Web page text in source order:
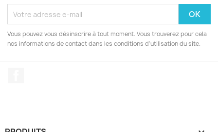
Vous pouvez vous désinscrire à tout moment. Vous trouverez pour cela
nos informations de contact dans les conditions d'utilisation du site.